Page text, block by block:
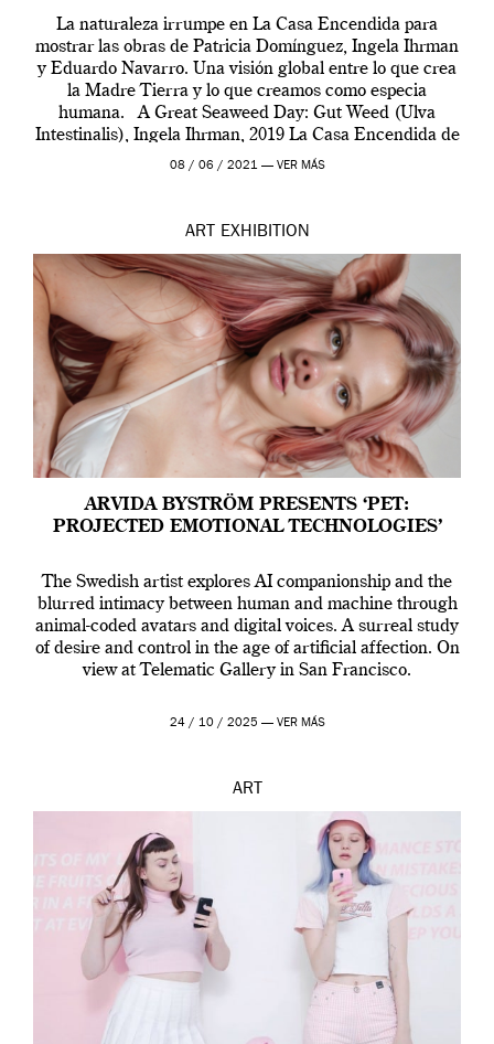
La naturaleza irrumpe en La Casa Encendida para
mostrar las obras de Patricia Domínguez, Ingela Ihrman
y Eduardo Navarro. Una visión global entre lo que crea
la Madre Tierra y lo que creamos como especia
humana. A Great Seaweed Day: Gut Weed (Ulva
Intestinalis), Ingela Ihrman, 2019 La Casa Encendida de
Madrid y la Wellcome […]
08 / 06 / 2021 — VER MÁS
ART EXHIBITION
ARVIDA BYSTRÖM PRESENTS ‘PET:
PROJECTED EMOTIONAL TECHNOLOGIES’
The Swedish artist explores AI companionship and the
blurred intimacy between human and machine through
animal-coded avatars and digital voices. A surreal study
of desire and control in the age of artificial affection. On
view at Telematic Gallery in San Francisco.
24 / 10 / 2025 — VER MÁS
ART